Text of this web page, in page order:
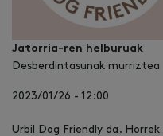
Jatorria-ren helburuak
Desberdintasunak murriztea
2023/01/26 - 12:00
Urbil Dog Friendly da. Horrek